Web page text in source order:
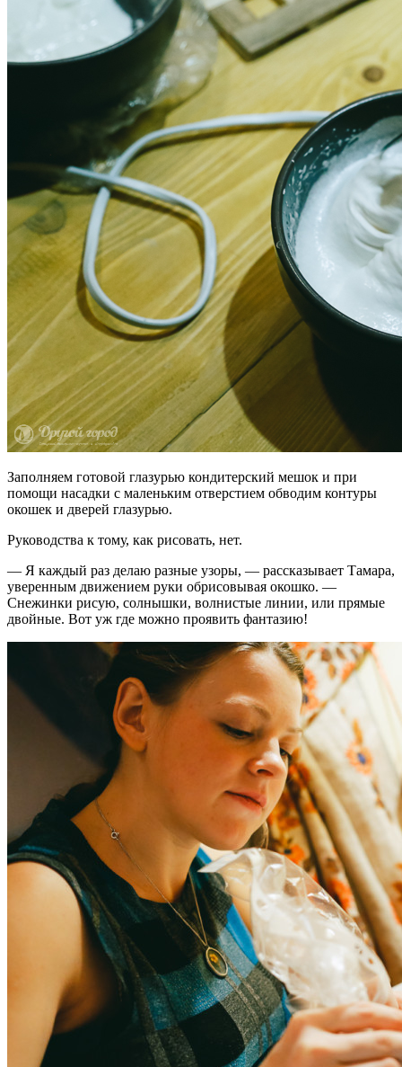
Заполняем готовой глазурью кондитерский мешок и при
помощи насадки с маленьким отверстием обводим контуры
окошек и дверей глазурью.
Руководства к тому, как рисовать, нет.
— Я каждый раз делаю разные узоры, — рассказывает Тамара,
уверенным движением руки обрисовывая окошко. —
Снежинки рисую, солнышки, волнистые линии, или прямые
двойные. Вот уж где можно проявить фантазию!